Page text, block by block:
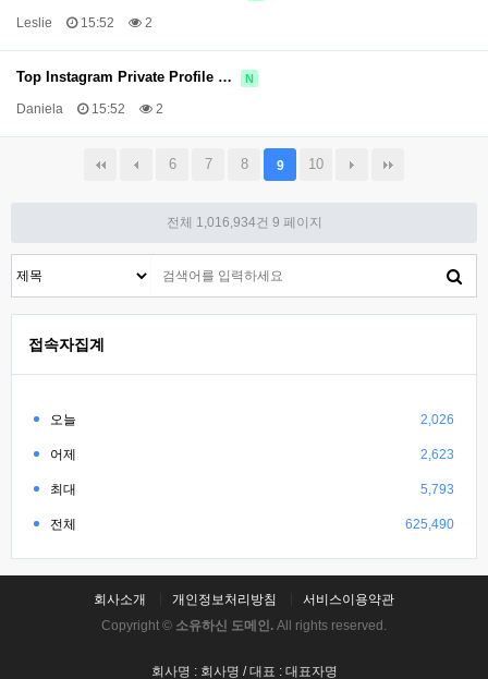
Leslie 15:52 2
Top Instagram Private Profile … N
Daniela 15:52 2
6 7 8 9 10
전체 1,016,934건 9 페이지
접속자집계
오늘 2,026
어제 2,623
최대 5,793
전체 625,490
회사소개 개인정보처리방침
서비스이용약관
Copyright © 소유하신 도메인. All rights reserved.
회사명 : 회사명 / 대표 : 대표자명